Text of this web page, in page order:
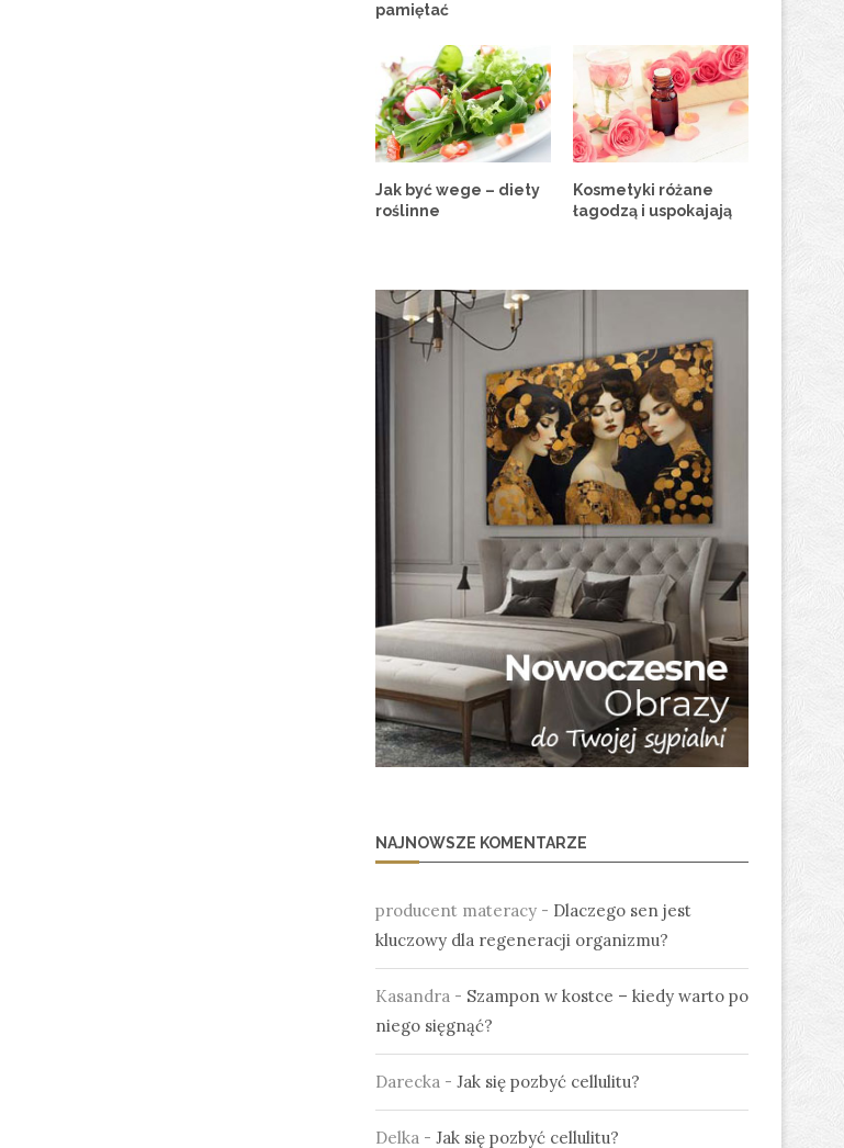
pamiętać
Jak być wege – diety
roślinne
Kosmetyki różane
łagodzą i uspokajają
NAJNOWSZE KOMENTARZE
producent materacy - Dlaczego sen jest
kluczowy dla regeneracji organizmu?
Kasandra - Szampon w kostce – kiedy warto po
niego sięgnąć?
Darecka - Jak się pozbyć cellulitu?
Delka - Jak się pozbyć cellulitu?